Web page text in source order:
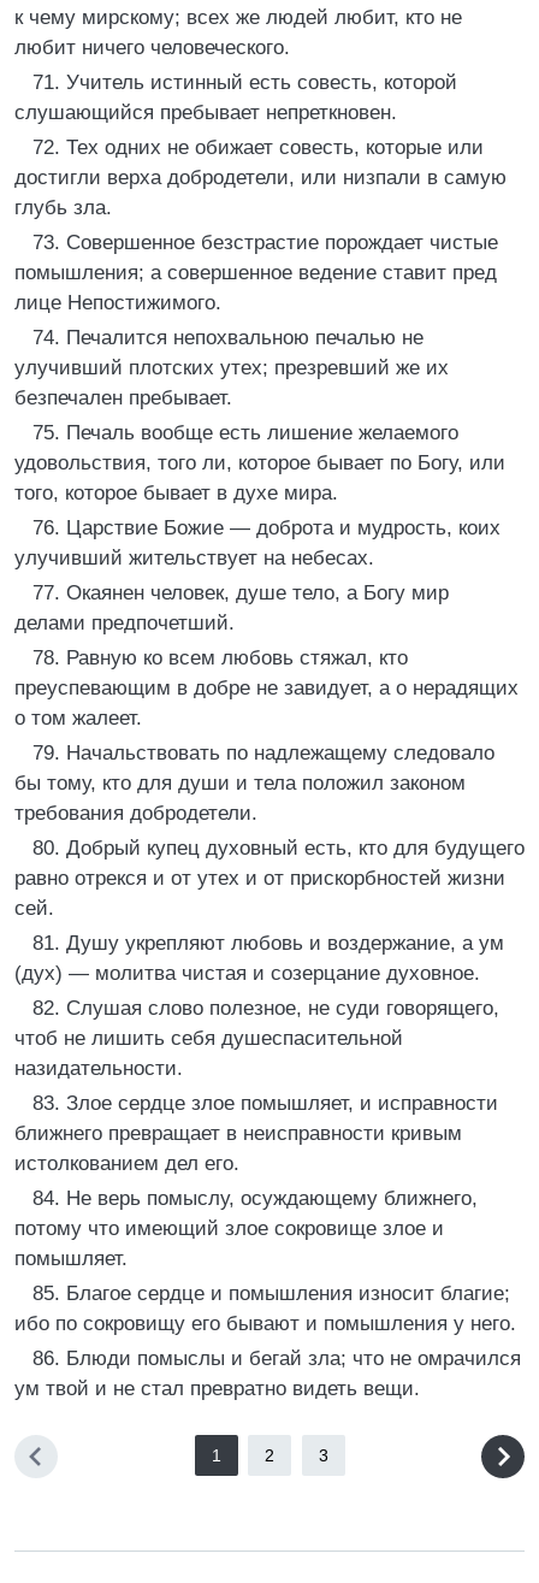
к чему мирскому; всех же людей любит, кто не
любит ничего человеческого.
71. Учитель истинный есть совесть, которой
слушающийся пребывает непреткновен.
72. Тех одних не обижает совесть, которые или
достигли верха добродетели, или низпали в самую
глубь зла.
73. Совершенное безстрастие порождает чистые
помышления; а совершенное ведение ставит пред
лице Непостижимого.
74. Печалится непохвальною печалью не
улучивший плотских утех; презревший же их
безпечален пребывает.
75. Печаль вообще есть лишение желаемого
удовольствия, того ли, которое бывает по Богу, или
того, которое бывает в духе мира.
76. Царствие Божие — доброта и мудрость, коих
улучивший жительствует на небесах.
77. Окаянен человек, душе тело, а Богу мир
делами предпочетший.
78. Равную ко всем любовь стяжал, кто
преуспевающим в добре не завидует, а о нерадящих
о том жалеет.
79. Начальствовать по надлежащему следовало
бы тому, кто для души и тела положил законом
требования добродетели.
80. Добрый купец духовный есть, кто для будущего
равно отрекся и от утех и от прискорбностей жизни
сей.
81. Душу укрепляют любовь и воздержание, а ум
(дух) — молитва чистая и созерцание духовное.
82. Слушая слово полезное, не суди говорящего,
чтоб не лишить себя душеспасительной
назидательности.
83. Злое сердце злое помышляет, и исправности
ближнего превращает в неисправности кривым
истолкованием дел его.
84. Не верь помыслу, осуждающему ближнего,
потому что имеющий злое сокровище злое и
помышляет.
85. Благое сердце и помышления износит благие;
ибо по сокровищу его бывают и помышления у него.
86. Блюди помыслы и бегай зла; что не омрачился
ум твой и не стал превратно видеть вещи.
1 2 3